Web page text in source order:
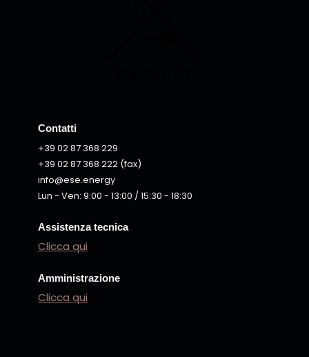
Contatti
+39 02 87 368 229
+39 02 87 368 222 (fax)
info@ese.energy
Lun - Ven: 9:00 - 13:00 / 15:30 - 18:30
Assistenza tecnica
Clicca qui
Amministrazione
Clicca qui